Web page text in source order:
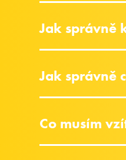
Jak správně
Jak správně
Co musím